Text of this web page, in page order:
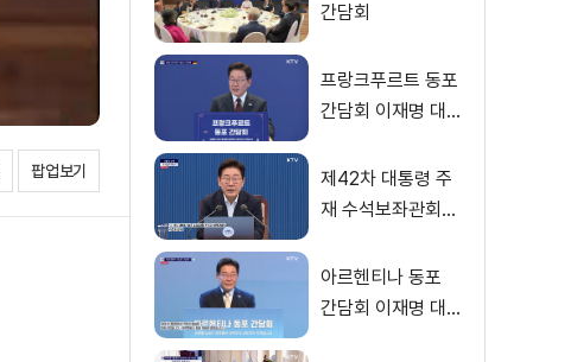
팝업보기
간담회
프랑크푸르트 동포
간담회 이재명 대
제42차 대통령 주
재 수석보좌관회의
두말씀
아르헨티나 동포
간담회 이재명 대